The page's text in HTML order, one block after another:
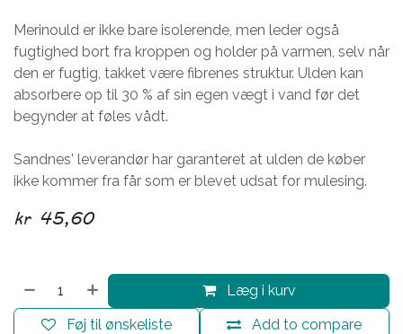
Merinould er ikke bare isolerende, men leder også
fugtighed bort fra kroppen og holder på varmen, selv når
den er fugtig, takket være fibrenes struktur. Ulden kan
absorbere op til 30 % af sin egen vægt i vand før det
begynder at føles vådt.
Sandnes' leverandør har garanteret at ulden de køber
ikke kommer fra får som er blevet udsat for mulesing.
kr 45,60
Læg i kurv
Add to compare
Føj til ønskeliste